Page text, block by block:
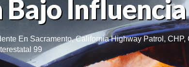
Bajo
En Sacramento,California Highway Patrol , CHP,
99